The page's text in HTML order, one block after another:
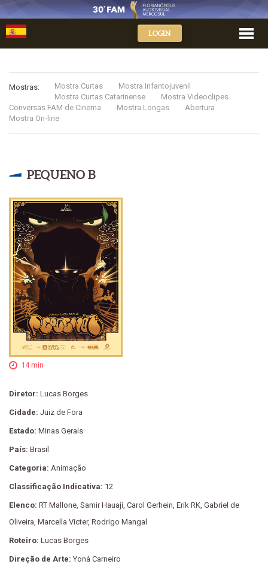
LOGIN
Mostras: Mostra Curtas
Mostra Infantojuvenil
Mostra Curtas Catarinense
Mostra Videoclipes
Conversas FAM de Cinema
Mostra Longas
Abertura
Mostra On-line
PEQUENO B
14 min
Diretor: Lucas Borges
Cidade: Juiz de Fora
Estado: Minas Gerais
País: Brasil
Categoria: Animação
Classificação Indicativa: 12
Elenco: RT Mallone, Samir Hauaji, Carol Gerhein, Erik RK, Gabriel de
Oliveira, Marcella Victer, Rodrigo Mangal
Roteiro: Lucas Borges
Direção de Arte: Yoná Carneiro